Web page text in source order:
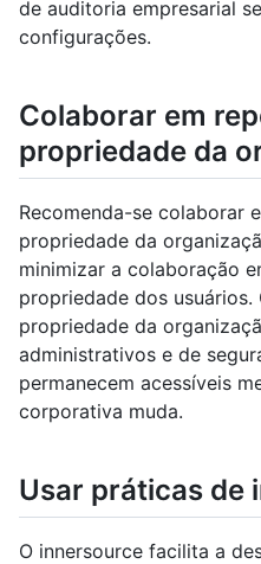
de auditoria empresarial
configurações.
Colaborar em
propriedade da
Recomenda-se colaborar
propriedade da
minimizar a colaboração
propriedade dos
propriedade da
administrativos e de
permanecem acessíveis
corporativa muda.
Usar práticas de
O innersource facilita a